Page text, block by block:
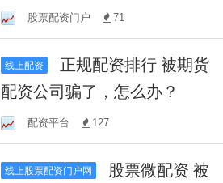
频，掌握投资技巧
股票配资门户 71
线上配资
配资公司骗了，怎么办？
配资平台 127
线上股票配资门户网